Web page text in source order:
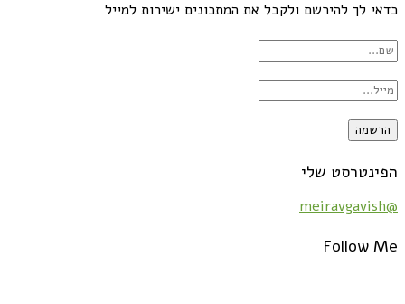
כדאי לך להירשם ולקבל את המתכונים ישירות למייל
הפינטרסט שלי
@meiravgavish
Follow Me